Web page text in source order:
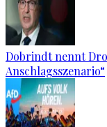
Dobrindt nennt
Anschlagsszenario“